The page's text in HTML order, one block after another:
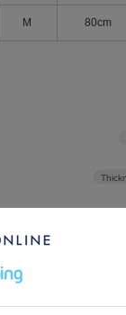
M 80cm